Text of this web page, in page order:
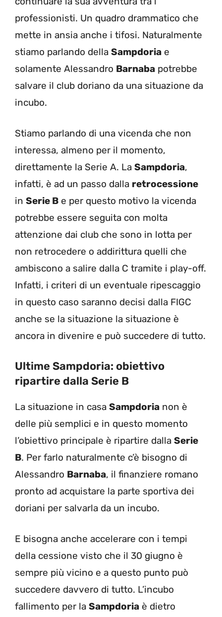
professionisti. Un quadro drammatico che
mette in ansia anche i tifosi. Naturalmente
stiamo parlando della Sampdoria e
solamente Alessandro Barnaba potrebbe
salvare il club doriano da una situazione da
incubo.
Stiamo parlando di una vicenda che non
interessa, almeno per il momento,
direttamente la Serie A. La Sampdoria,
infatti, è ad un passo dalla retrocessione
in Serie B e per questo motivo la vicenda
potrebbe essere seguita con molta
attenzione dai club che sono in lotta per
non retrocedere o addirittura quelli che
ambiscono a salire dalla C tramite i play-off.
Infatti, i criteri di un eventuale ripescaggio
in questo caso saranno decisi dalla FIGC
anche se la situazione la situazione è
ancora in divenire e può succedere di tutto.
Ultime Sampdoria: obiettivo
ripartire dalla Serie B
La situazione in casa Sampdoria non è
delle più semplici e in questo momento
l’obiettivo principale è ripartire dalla Serie
B. Per farlo naturalmente c’è bisogno di
Alessandro Barnaba, il finanziere romano
pronto ad acquistare la parte sportiva dei
doriani per salvarla da un incubo.
E bisogna anche accelerare con i tempi
della cessione visto che il 30 giugno è
sempre più vicino e a questo punto può
succedere davvero di tutto. L’incubo
fallimento per la Sampdoria è dietro